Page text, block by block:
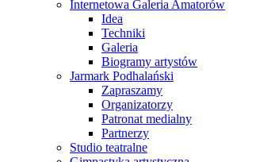
Internetowa Galeria Amatorów
Idea
Techniki
Galeria
Biogramy artystów
Jarmark Podhalański
Zapraszamy
Organizatorzy
Patronat medialny
Partnerzy
Studio teatralne